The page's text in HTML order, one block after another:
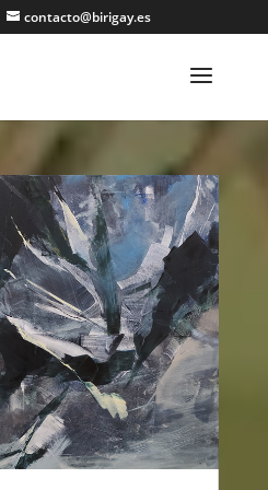
contacto@birigay.es